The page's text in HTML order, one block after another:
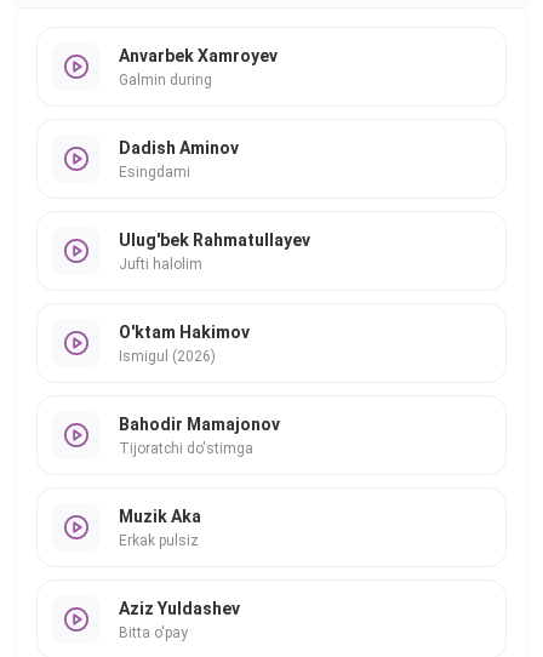
Anvarbek Xamroyev
Galmin during
Dadish Aminov
Esingdami
Ulug'bek Rahmatullayev
Jufti halolim
O'ktam Hakimov
Ismigul (2026)
Bahodir Mamajonov
Tijoratchi do'stimga
Muzik Aka
Erkak pulsiz
Aziz Yuldashev
Bitta o'pay